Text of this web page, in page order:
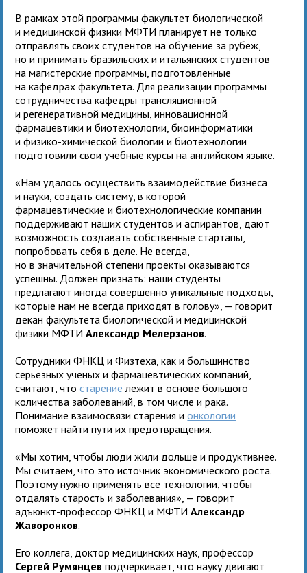
В рамках этой программы факультет биологической
и медицинской физики МФТИ планирует не только
отправлять своих студентов на обучение за рубеж,
но и принимать бразильских и итальянских студентов
на магистерские программы, подготовленные
на кафедрах факультета. Для реализации программы
сотрудничества кафедры трансляционной
и регенеративной медицины, инновационной
фармацевтики и биотехнологии, биоинформатики
и физико-химической биологии и биотехнологии
подготовили свои учебные курсы на английском языке.
«Нам удалось осуществить взаимодействие бизнеса
и науки, создать систему, в которой
фармацевтические и биотехнологические компании
поддерживают наших студентов и аспирантов, дают
возможность создавать собственные стартапы,
попробовать себя в деле. Не всегда,
но в значительной степени проекты оказываются
успешны. Должен признать: наши студенты
предлагают иногда совершенно уникальные подходы,
которые нам не всегда приходят в голову», — говорит
декан факультета биологической и медицинской
физики МФТИАлександр Мелерзанов.
Сотрудники ФНКЦ и Физтеха, как и большинство
серьезных ученых и фармацевтических компаний,
считают, чтостарение лежит в основе большого
количества заболеваний, в том числе и рака.
Понимание взаимосвязи старения ионкологии
поможет найти пути их предотвращения.
«Мы хотим, чтобы люди жили дольше и продуктивнее.
Мы считаем, что это источник экономического роста.
Поэтому нужно применять все технологии, чтобы
отдалять старость и заболевания», — говорит
адъюнкт-профессор ФНКЦ и МФТИАлександр
Жаворонков.
Его коллега, доктор медицинских наук, профессор
Сергей Румянцев подчеркивает, что науку двигают